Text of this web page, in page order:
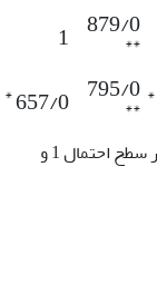
879/0
**
1
*
795/0
**
657/0
*
به ترتیب نشان­دهنده معنی­داری در سطح احتمال 1 و